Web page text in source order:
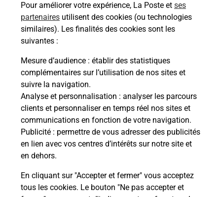
Pour améliorer votre expérience, La Poste et ses
partenaires utilisent des cookies (ou technologies
similaires). Les finalités des cookies sont les
suivantes :
Mesure d’audience : établir des statistiques
complémentaires sur l’utilisation de nos sites et
suivre la navigation.
Analyse et personnalisation : analyser les parcours
clients et personnaliser en temps réel nos sites et
communications en fonction de votre navigation.
Publicité : permettre de vous adresser des publicités
en lien avec vos centres d’intérêts sur notre site et
en dehors.
En cliquant sur "Accepter et fermer" vous acceptez
tous les cookies. Le bouton "Ne pas accepter et
La téléassistance classique avec
médaillon d’alarme qu’est ce que
c’est ?
Comment fonctionne la
téléassistance classique ?
Comment est installée la
téléassistance classique ?